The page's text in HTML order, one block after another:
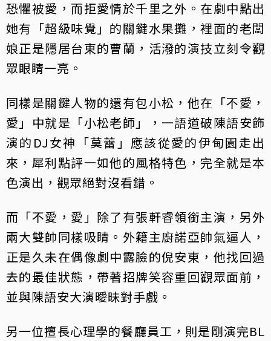
恐懼被愛，而拒愛情於千里之外。在劇中點出
她有「超級味覺」的關鍵水果攤，裡面的老闆
娘正是隱居台東的曹蘭，活潑的演技立刻令觀
眾眼睛一亮。
同樣是關鍵人物的還有包小松，他在「不愛，
愛」中就是「小松老師」，一語道破陳語安飾
演的DJ女神「莫蕾」應該從愛的伊甸園走出
來，犀利點評一如他的風格特色，完全就是本
色演出，觀眾絕對沒看錯。
而「不愛，愛」除了有張軒睿領銜主演，另外
兩大雙帥同樣吸睛。外籍主廚諾亞帥氣逼人，
正是久未在偶像劇中露臉的倪安東，他找回過
去的最佳狀態，帶著招牌笑容重回觀眾面前，
並與陳語安大演曖昧對手戲。
另一位擅長心理學的餐廳員工，則是剛演完BL